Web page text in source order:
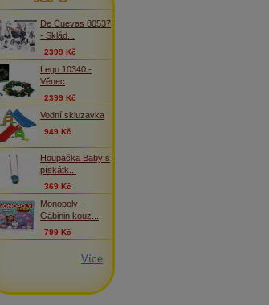
De Cuevas 80537
- Sklád...
2399 Kč
Lego 10340 -
Věnec
2399 Kč
Vodní skluzavka
949 Kč
Houpačka Baby s
pískátk...
369 Kč
Monopoly -
Gábinin kouz...
799 Kč
Více